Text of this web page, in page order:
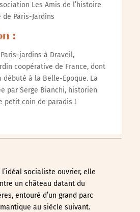
Les Amis de l’histoire
Paris-Jardins
:
jardins à Draveil,
coopérative de France, dont
à la Belle-Epoque. La
par Serge Bianchi, historien
petit coin de paradis !
socialiste ouvrier, elle
un château datant du
entouré d’un grand parc
au siècle suivant.